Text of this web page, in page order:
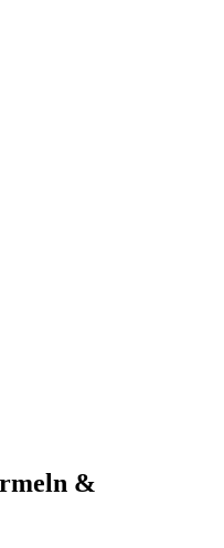
&